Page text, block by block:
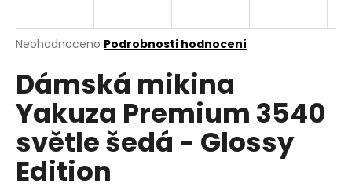
Průměrné
produktu
je
0,0
z
5
hvězdiček.
Neohodnoceno Podrobnosti hodnocení
Dámská mikina
Yakuza Premium 3540
světle šedá - Glossy
Edition
j
t
?